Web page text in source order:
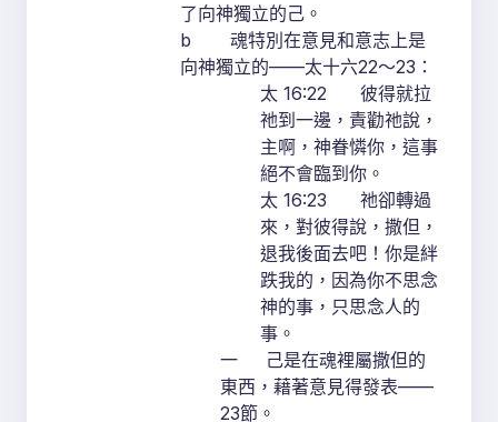
了向神獨立的己。
b 魂特別在意見和意志上是
向神獨立的——太十六22～23：
太 16:22 彼得就拉
祂到一邊，責勸祂說，
主啊，神眷憐你，這事
絕不會臨到你。
太 16:23 祂卻轉過
來，對彼得說，撒但，
退我後面去吧！你是絆
跌我的，因為你不思念
神的事，只思念人的
事。
一 己是在魂裡屬撒但的
東西，藉著意見得發表——
23節。